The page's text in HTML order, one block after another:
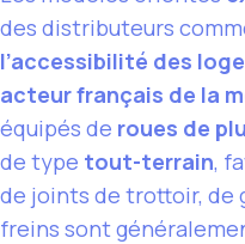
des distributeurs
l’accessibilité des
acteur français de la
équipés de roues de
de type tout-terrain,
de joints de trottoir, de
freins sont